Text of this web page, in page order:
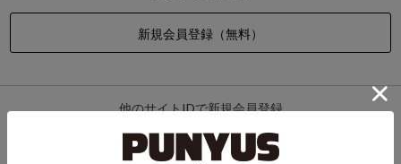
他のサイトIDで新規会員登録
他のサイトIDで新規会員登録をしていただくと次回以降、そのIDで
ログインすることができます。